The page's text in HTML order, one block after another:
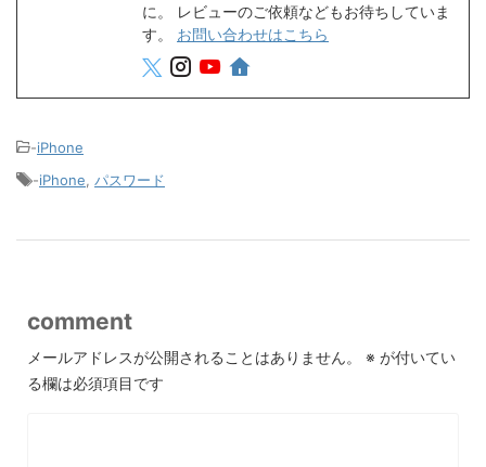
に。 レビューのご依頼などもお待ちしていま
す。 お問い合わせはこちら
-iPhone
-iPhone, パスワード
comment
メールアドレスが公開されることはありません。 ※ が付いてい
る欄は必須項目です